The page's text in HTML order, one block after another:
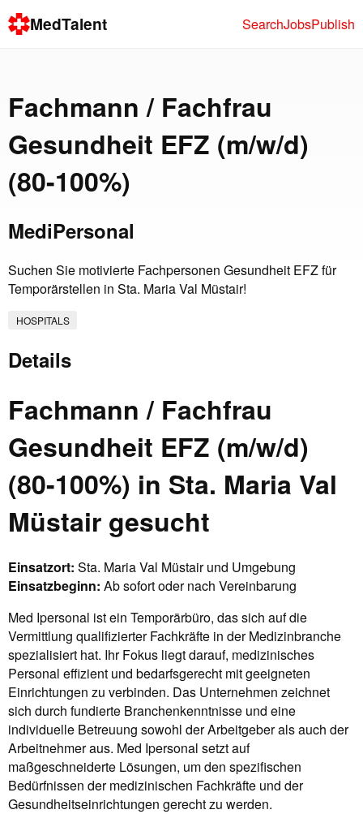
MedTalent SearchJobsPublish
Fachmann / Fachfrau
Gesundheit EFZ (m/w/d)
(80-100%)
MediPersonal
Suchen Sie motivierte Fachpersonen Gesundheit EFZ für
Temporärstellen in Sta. Maria Val Müstair!
HOSPITALS
Details
Fachmann / Fachfrau
Gesundheit EFZ (m/w/d)
(80-100%) in Sta. Maria Val
Müstair gesucht
Einsatzort: Sta. Maria Val Müstair und Umgebung
Einsatzbeginn: Ab sofort oder nach Vereinbarung
Med Ipersonal ist ein Temporärbüro, das sich auf die
Vermittlung qualifizierter Fachkräfte in der Medizinbranche
spezialisiert hat. Ihr Fokus liegt darauf, medizinisches
Personal effizient und bedarfsgerecht mit geeigneten
Einrichtungen zu verbinden. Das Unternehmen zeichnet
sich durch fundierte Branchenkenntnisse und eine
individuelle Betreuung sowohl der Arbeitgeber als auch der
Arbeitnehmer aus. Med Ipersonal setzt auf
maßgeschneiderte Lösungen, um den spezifischen
Bedürfnissen der medizinischen Fachkräfte und der
Gesundheitseinrichtungen gerecht zu werden.